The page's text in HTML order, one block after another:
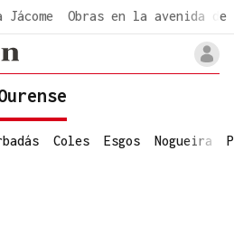
Obras en la avenida de
Coles Esgos Nogueira